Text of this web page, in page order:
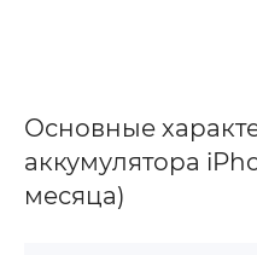
Основные
аккумулятора
месяца)